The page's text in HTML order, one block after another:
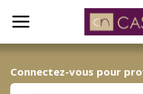
Connectez-vous pour